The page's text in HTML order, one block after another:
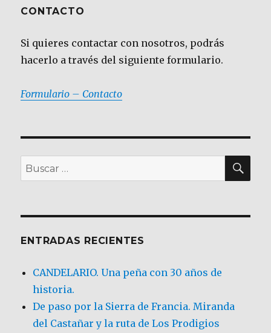
CONTACTO
Si quieres contactar con nosotros, podrás
hacerlo a través del siguiente formulario.
Formulario – Contacto
Buscar
por:
ENTRADAS RECIENTES
CANDELARIO. Una peña con 30 años de
historia.
De paso por la Sierra de Francia. Miranda
del Castañar y la ruta de Los Prodigios